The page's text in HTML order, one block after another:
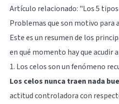
Artículo relacionado: "Los 5
Problemas que son motivo para
Este es un resumen de los
en qué momento hay que acudir
1. Los celos son un fenómeno
Los celos nunca traen nada
actitud controladora con